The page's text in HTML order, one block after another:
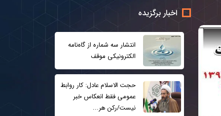
اخبار برگزیده
انتشار سه شماره از گاه‌نامه
الکترونیکی موقف
حجت الاسلام عادل: کار روابط
عمومی فقط انعکاس خبر
نیست/رکن هر...